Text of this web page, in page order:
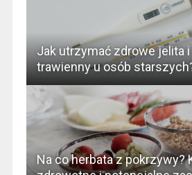
Jak utrzymać zdrowe jelita i
trawienny u osób
Na co herbata z pokrzywy?